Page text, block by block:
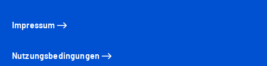
Impressum
Nutzungsbedingungen